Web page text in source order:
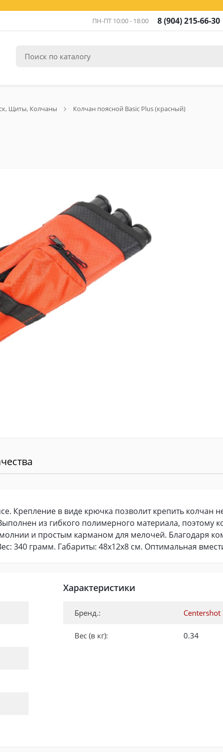
ПН-ПТ 10:00 - 18:00 8 (904) 215-66-30
Щиты, Колчаны Колчан поясной Basic Plus (красный)
в виде крючка позволит крепить колчан
из гибкого полимерного материала, поэтому
и простым карманом для мелочей. Благодаря
340 грамм. Габариты: 48х12х8 см. Оптимальная
Характеристики
Бренд.: Centershot
Вес (в кг): 0.34